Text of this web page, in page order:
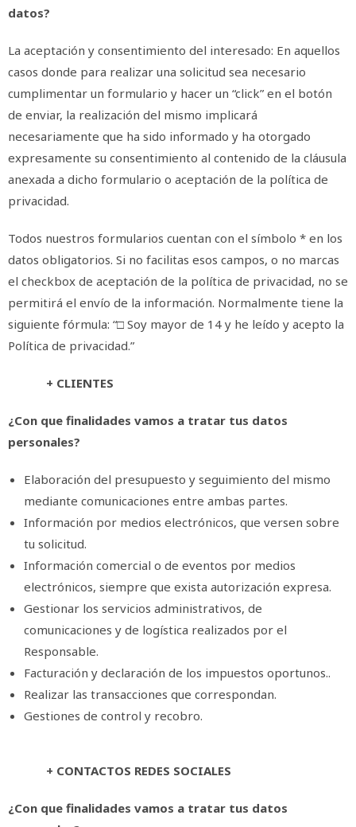
datos?
La aceptación y consentimiento del interesado: En aquellos
casos donde para realizar una solicitud sea necesario
cumplimentar un formulario y hacer un “click” en el botón
de enviar, la realización del mismo implicará
necesariamente que ha sido informado y ha otorgado
expresamente su consentimiento al contenido de la cláusula
anexada a dicho formulario o aceptación de la política de
privacidad.
Todos nuestros formularios cuentan con el símbolo * en los
datos obligatorios. Si no facilitas esos campos, o no marcas
el checkbox de aceptación de la política de privacidad, no se
permitirá el envío de la información. Normalmente tiene la
siguiente fórmula: “□ Soy mayor de 14 y he leído y acepto la
Política de privacidad.”
+ CLIENTES
¿Con que finalidades vamos a tratar tus datos
personales?
Elaboración del presupuesto y seguimiento del mismo
mediante comunicaciones entre ambas partes.
Información por medios electrónicos, que versen sobre
tu solicitud.
Información comercial o de eventos por medios
electrónicos, siempre que exista autorización expresa.
Gestionar los servicios administrativos, de
comunicaciones y de logística realizados por el
Responsable.
Facturación y declaración de los impuestos oportunos..
Realizar las transacciones que correspondan.
Gestiones de control y recobro.
+ CONTACTOS REDES SOCIALES
¿Con que finalidades vamos a tratar tus datos